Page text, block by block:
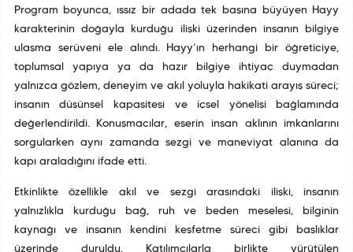
Program boyunca, ıssız bir adada tek başına büyüyen Hayy
karakterinin doğayla kurduğu ilişki üzerinden insanın bilgiye
ulaşma serüveni ele alındı. Hayy’ın herhangi bir öğreticiye,
toplumsal yapıya ya da hazır bilgiye ihtiyaç duymadan
yalnızca gözlem, deneyim ve akıl yoluyla hakikati arayış süreci;
insanın düşünsel kapasitesi ve içsel yönelişi bağlamında
değerlendirildi. Konuşmacılar, eserin insan aklının imkânlarını
sorgularken aynı zamanda sezgi ve maneviyat alanına da
kapı araladığını ifade etti.
Etkinlikte özellikle akıl ve sezgi arasındaki ilişki, insanın
yalnızlıkla kurduğu bağ, ruh ve beden meselesi, bilginin
kaynağı ve insanın kendini keşfetme süreci gibi başlıklar
üzerinde duruldu. Katılımcılarla birlikte yürütülen